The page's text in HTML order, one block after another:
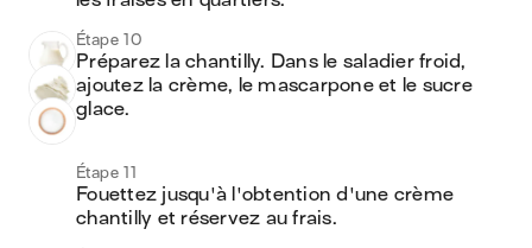
Étape 10
Préparez la chantilly. Dans le saladier froid,
ajoutez la crème, le mascarpone et le sucre
glace.
Étape 11
Fouettez jusqu'à l'obtention d'une crème
chantilly et réservez au frais.